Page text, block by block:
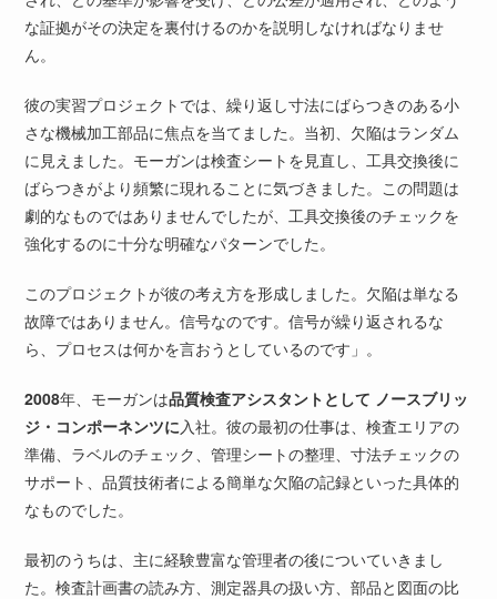
な証拠がその決定を裏付けるのかを説明しなければなりませ
ん。
彼の実習プロジェクトでは、繰り返し寸法にばらつきのある小
さな機械加工部品に焦点を当てました。当初、欠陥はランダム
に見えました。モーガンは検査シートを見直し、工具交換後に
ばらつきがより頻繁に現れることに気づきました。この問題は
劇的なものではありませんでしたが、工具交換後のチェックを
強化するのに十分な明確なパターンでした。
このプロジェクトが彼の考え方を形成しました。欠陥は単なる
故障ではありません。信号なのです。信号が繰り返されるな
ら、プロセスは何かを言おうとしているのです」。
2008年、モーガンは品質検査アシスタントとして ノースブリッ
ジ・コンポーネンツに入社。彼の最初の仕事は、検査エリアの
準備、ラベルのチェック、管理シートの整理、寸法チェックの
サポート、品質技術者による簡単な欠陥の記録といった具体的
なものでした。
最初のうちは、主に経験豊富な管理者の後についていきまし
た。検査計画書の読み方、測定器具の扱い方、部品と図面の比